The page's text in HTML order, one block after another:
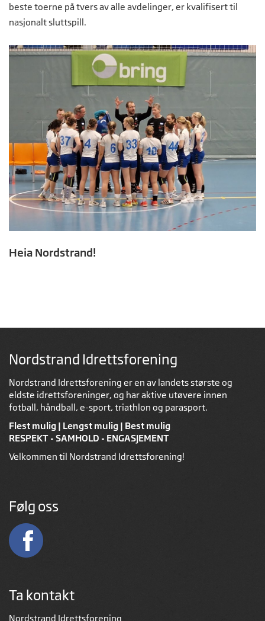
beste toerne på tvers av alle avdelinger, er kvalifisert til
nasjonalt sluttspill.
Heia Nordstrand!
Nordstrand Idrettsforening
Nordstrand Idrettsforening er en av landets største og
eldste idrettsforeninger, og har aktive utøvere innen
fotball, håndball, e-sport, triathlon og parasport.
Flest mulig | Lengst mulig | Best mulig
RESPEKT - SAMHOLD - ENGASJEMENT
Velkommen til Nordstrand Idrettsforening!
Følg oss
Ta kontakt
Nordstrand Idrettsforening